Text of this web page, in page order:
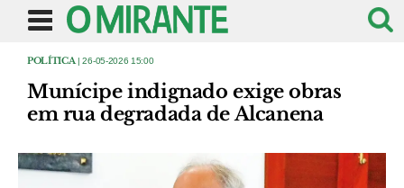
POLÍTICA | 26-05-2026 15:00
Munícipe indignado exige obras
em rua degradada de Alcanena